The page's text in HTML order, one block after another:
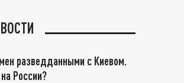
разведданными с Киевом.
России?